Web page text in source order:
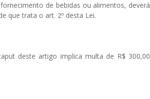
de bebidas ou alimentos, deverá
que trata o art. 2º desta Lei.
deste artigo implica multa de R$ 300,00